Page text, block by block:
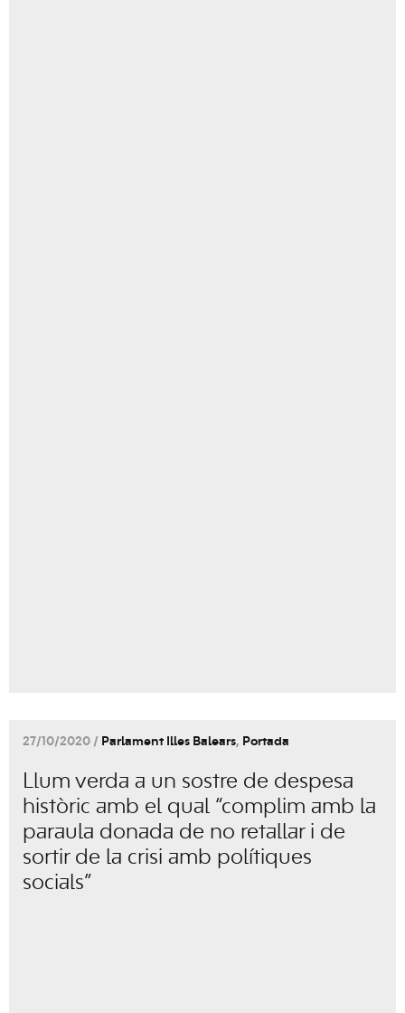
27/10/2020 / Parlament Illes Balears, Portada
Llum verda a un sostre de despesa
històric amb el qual “complim amb la
paraula donada de no retallar i de
sortir de la crisi amb polítiques
socials”